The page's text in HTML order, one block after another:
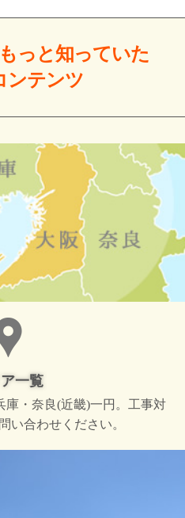
っと知っていた
ンテンツ
一覧
庫・奈良(近畿)一円。工事対
い合わせください。